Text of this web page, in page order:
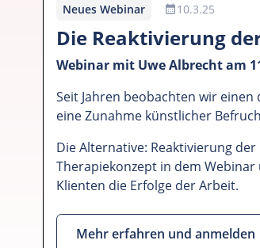
Neues Webinar 10.3.25
Die Reaktivierung
Webinar mit Uwe Albrecht am
Seit Jahren beobachten wir
eine Zunahme künstlicher
Die Alternative: Reaktivierung
Therapiekonzept in dem
Klienten die Erfolge der Arbeit.
Mehr erfahren und anmelden